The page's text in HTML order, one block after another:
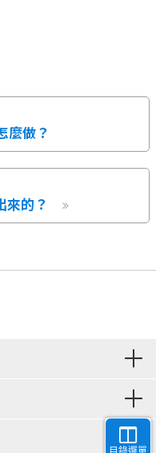
麼做？
來的？